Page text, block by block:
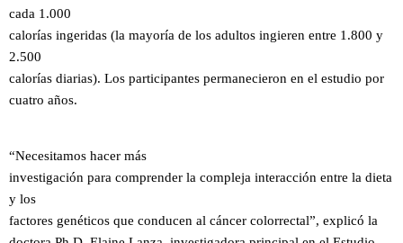
cada 1.000
calorías ingeridas (la mayoría de los adultos ingieren entre 1.800 y
2.500
calorías diarias). Los participantes permanecieron en el estudio por
cuatro años.
“Necesitamos hacer más
investigación para comprender la compleja interacción entre la dieta
y los
factores genéticos que conducen al cáncer colorrectal”, explicó la